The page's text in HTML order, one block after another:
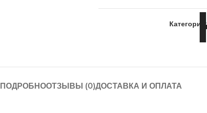
Категория:
ПОДРОБНООТЗЫВЫ (0)ДОСТАВКА И ОПЛАТА